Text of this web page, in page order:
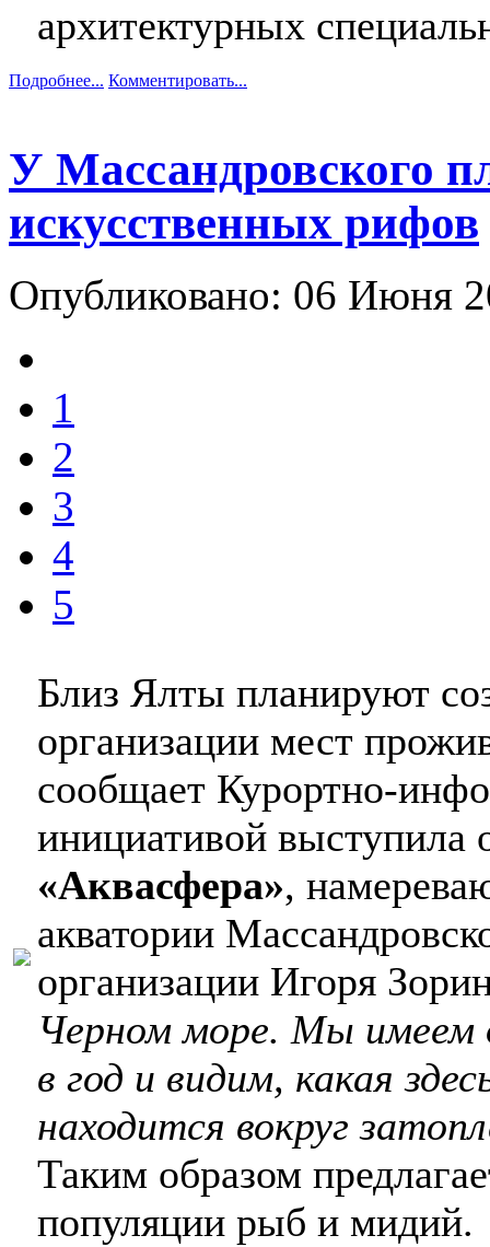
архитектурных
Подробнее... Комментировать...
У Массандровского
искусственных рифов
Опубликовано: 06 Июня
1
2
3
4
5
Близ Ялты планируют
организации мест
сообщает Курортно-
инициативой выступила
«Аквасфера»,
акватории
организации Игоря
Черном море. Мы имеем
в год и видим, какая
находится вокруг
Таким образом
популяции рыб и мидий.